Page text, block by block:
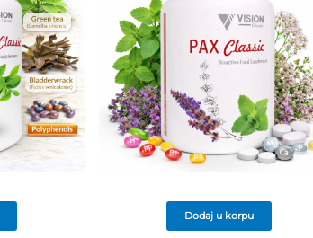
Dodaj u korpu